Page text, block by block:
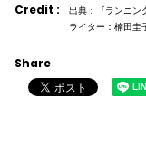
Credit :
出典：『ランニン
ライター：楠田圭
Share